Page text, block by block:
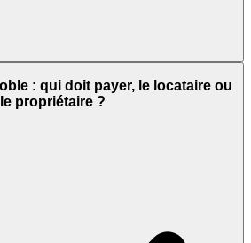
: qui doit payer, le locataire ou
le propriétaire ?